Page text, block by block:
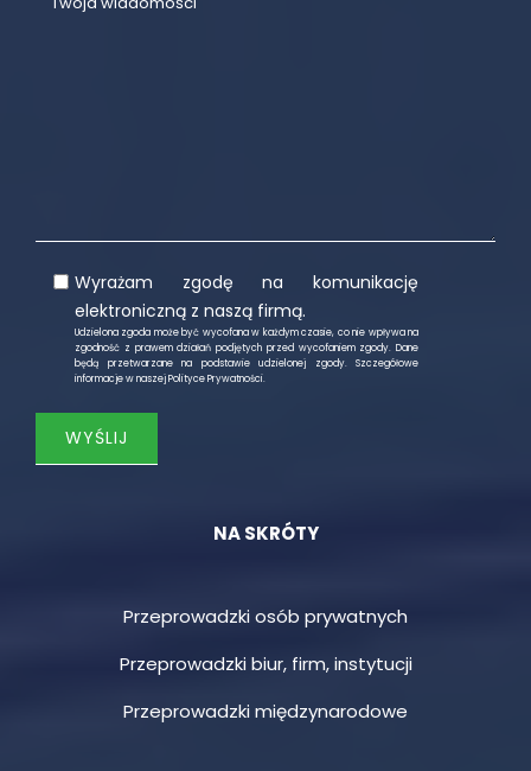
Wyrażam zgodę na komunikację
elektroniczną z naszą firmą.
Udzielona zgoda może być wycofana w każdym czasie, co nie wpływa na
zgodność z prawem działań podjętych przed wycofaniem zgody. Dane
będą przetwarzane na podstawie udzielonej zgody. Szczegółowe
informacje w naszejPolityce Prywatności.
NA SKRÓTY
Przeprowadzki osób prywatnych
Przeprowadzki biur, firm, instytucji
Przeprowadzki międzynarodowe